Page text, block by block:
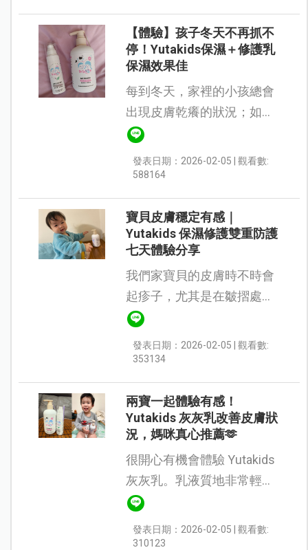
現，這個特...
【體驗】孩子冬天不再抓不
停！Yutakids保濕＋修護乳
保濕效果佳
每到冬天，家裡的小孩總會
出現皮膚乾癢的狀況；如果
本身有異位性皮膚炎，皮膚
問題就更明顯。一直以來，
我都在尋找適合孩子的保養
正舒緩。剛好...
發表日期：2026-02-05 | 觀看數:
588164
寶貝皮膚穩定有感｜
Yutakids 保濕修護雙重防護
七天體驗分享
我們家寶貝的皮膚時不時會
起疹子，尤其是在皺摺處和
手腳容易摩擦的部位。之前
帶去小兒科檢查，醫生診斷
為異位性皮膚炎，叮嚀平時
時才使用...
發表日期：2026-02-05 | 觀看數:
353134
兩寶一起體驗有感！
Yutakids 灰灰乳改善皮膚狀
況，媽咪真心推薦🫶
很開心有機會體驗 Yutakids
灰灰乳。乳液質地非常輕
盈、好推開，不會黏膩，塗
抹後能快速吸收，也不會悶
在皮膚上。最讓我加分的
發表日期：2026-02-05 | 觀看數:
310123